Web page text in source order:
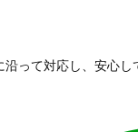
って対応し、安心